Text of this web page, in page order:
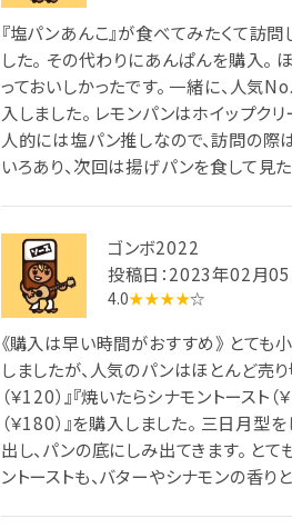
『塩パンあんこ』が食べてみたくて訪
した。 その代わりにあんぱんを購入
っておいしかったです。 一緒に、人気
入しました。 レモンパンはホイップク
人的には塩パン推しなので、訪問の際
いろあり、次回は揚げパンを食して見
ゴンボ2022
投稿日：2023年02月
4.0★★★★☆
《購入は早い時間がおすすめ》 とても
しましたが、人気のパンはほとんど売
（￥120）』『焼いたらシナモントースト
（￥180）』を購入しました。 三日月
出し、パンの底にしみ出てきます。 と
ントーストも、バターやシナモンの香り